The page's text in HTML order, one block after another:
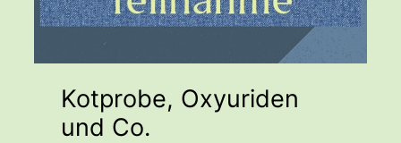
Kotprobe, Oxyuriden
und Co.